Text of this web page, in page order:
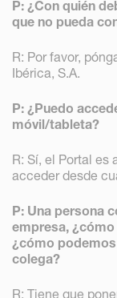
P: ¿Con quién
que no pueda
R: Por favor,
Ibérica, S.A.
P: ¿Puedo
móvil/tableta?
R: Sí, el Portal es
acceder desde
P: Una persona
empresa,
¿cómo
colega?
R: Tiene que